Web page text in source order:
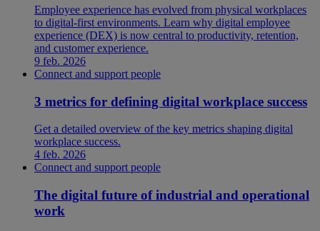
Employee experience has evolved from physical workplaces
to digital-first environments. Learn why digital employee
experience (DEX) is now central to productivity, retention,
and customer experience.
9 feb. 2026
Connect and support people
3 metrics for defining digital workplace success
Get a detailed overview of the key metrics shaping digital
workplace success.
4 feb. 2026
Connect and support people
The digital future of industrial and operational
work